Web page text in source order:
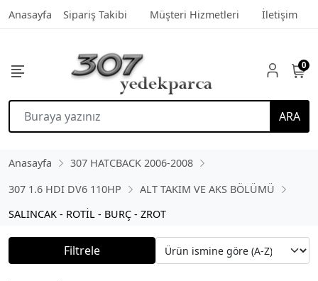
Anasayfa Sipariş Takibi Müşteri Hizmetleri İletişim
ARA
0
Anasayfa
307 HATCBACK 2006-2008
307 1.6 HDI DV6 110HP
ALT TAKIM VE AKS BÖLÜMÜ
SALINCAK - ROTİL - BURÇ - ZROT
Filtrele